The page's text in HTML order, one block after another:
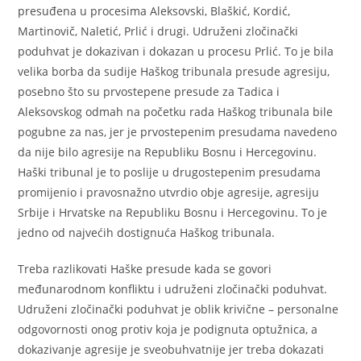
presuđena u procesima Aleksovski, Blaškić, Kordić,
Martinovič, Naletić, Prlić i drugi. Udruženi zločinački
poduhvat je dokazivan i dokazan u procesu Prlić. To je bila
velika borba da sudije Haškog tribunala presude agresiju,
posebno što su prvostepene presude za Tadica i
Aleksovskog odmah na početku rada Haškog tribunala bile
pogubne za nas, jer je prvostepenim presudama navedeno
da nije bilo agresije na Republiku Bosnu i Hercegovinu.
Haški tribunal je to poslije u drugostepenim presudama
promijenio i pravosnažno utvrdio obje agresije, agresiju
Srbije i Hrvatske na Republiku Bosnu i Hercegovinu. To je
jedno od najvećih dostignuća Haškog tribunala.
Treba razlikovati Haške presude kada se govori
međunarodnom konfliktu i udruženi zločinački poduhvat.
Udruženi zločinački poduhvat je oblik krivične – personalne
odgovornosti onog protiv koja je podignuta optužnica, a
dokazivanje agresije je sveobuhvatnije jer treba dokazati